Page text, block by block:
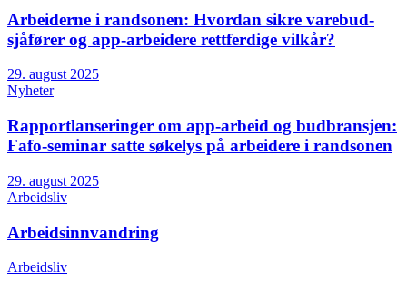
Arbeiderne i randsonen: Hvordan sikre varebud-
sjåfører og app-arbeidere rettferdige vilkår?
29. august 2025
Nyheter
Rapportlanseringer om app-arbeid og budbransjen:
Fafo-seminar satte søkelys på arbeidere i randsonen
29. august 2025
Arbeidsliv
Arbeidsinnvandring
Arbeidsliv